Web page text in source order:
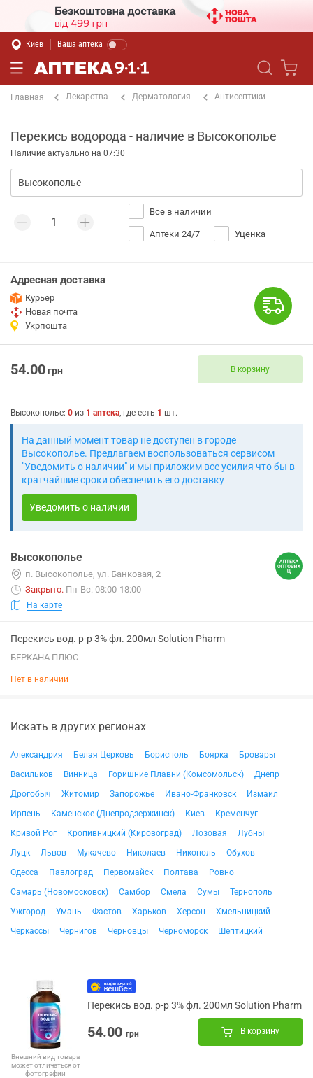
Киев Ваша аптека
Главная Лекарства Дерматология Антисептики
Перекись водорода - наличие в Высокополье
Наличие актуально на 07:30
Все в наличии
Аптеки 24/7 Уценка
Адресная доставка
Курьер
Новая почта
Укрпошта
54.00грн В корзину
Высокополье: 0 из 1 аптека, где есть 1 шт.
На данный момент товар не доступен в городе
Высокополье. Предлагаем воспользоваться сервисом
"Уведомить о наличии" и мы приложим все усилия что бы в
кратчайшие сроки обеспечить его доставку
Уведомить о наличии
Высокополье
п. Высокополье, ул. Банковая, 2
Закрыто. Пн-Вс: 08:00-18:00
На карте
Перекись вод. р-р 3% фл. 200мл Solution Pharm
БЕРКАНА ПЛЮС
Нет в наличии
Искать в других регионах
Александрия Белая Церковь Борисполь Боярка
Бровары
Васильков
Винница Горишние Плавни (Комсомольск)
Днепр
Дрогобыч
Житомир Запорожье Ивано-Франковск
Измаил
Ирпень
Каменское (Днепродзержинск) Киев
Кременчуг
Кривой Рог
Кропивницкий (Кировоград) Лозовая
Лубны
Луцк
Львов Мукачево Николаев Никополь
Обухов
Одесса
Павлоград Первомайск Полтава
Ровно
Самарь (Новомосковск)
Самбор Смела Сумы
Тернополь
Ужгород
Умань Фастов Харьков Херсон
Хмельницкий
Черкассы
Чернигов Черновцы Черноморск Шептицкий
Внешний вид товара
может отличаться от
фотографии
Перекись вод. р-р 3% фл. 200мл Solution Pharm
54.00 грн В корзину